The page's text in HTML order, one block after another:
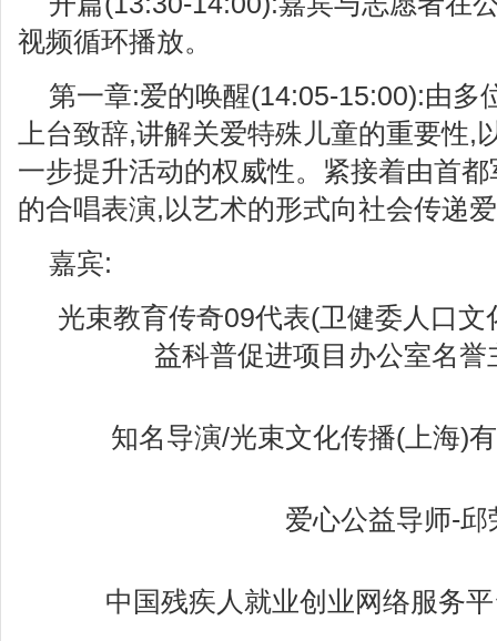
视频循环播放。
第一章:爱的唤醒(14:05-15:00):由多
上台致辞,讲解关爱特殊儿童的重要性,
一步提升活动的权威性。紧接着由首
的合唱表演,以艺术的形式向社会传递
嘉宾:
光束教育传奇09代表(卫健委人口
益科普促进项目办公室名誉
知名导演/光束文化传播(上海)
爱心公益导师-邱
中国残疾人就业创业网络服务